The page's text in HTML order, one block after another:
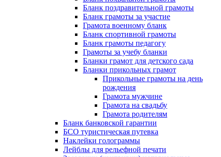
Бланк поздравительной грамоты
Бланк грамоты за участие
Грамота военному бланк
Бланк спортивной грамоты
Бланк грамоты педагогу
Грамоты за учебу бланки
Бланки грамот для детского сада
Бланки прикольных грамот
Прикольные грамоты на день
рождения
Грамота мужчине
Грамота на свадьбу
Грамота родителям
Бланк банковской гарантии
БСО туристическая путевка
Наклейки голограммы
Лейблы для рельефной печати